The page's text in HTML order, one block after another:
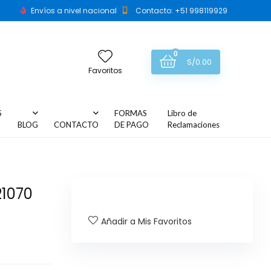
Envíos a nivel nacional Contacto: +51 998119929
Favoritos
0
S/0.00
BLOG
CONTACTO
FORMAS
DE PAGO
Libro de
Reclamaciones
Añadir a Mis Favoritos